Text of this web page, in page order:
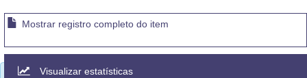
Mostrar registro completo do item
Visualizar estatísticas